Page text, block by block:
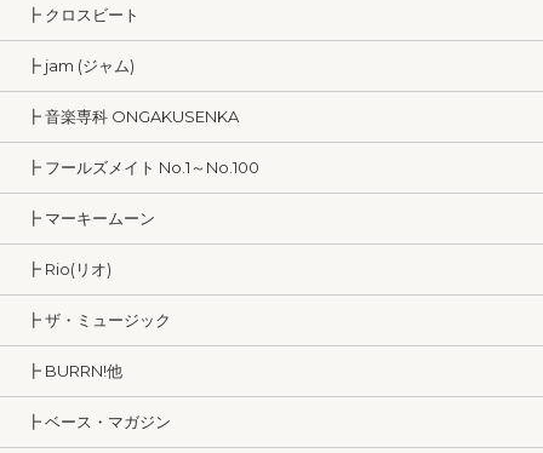
┣ クロスビート
┣ jam (ジャム)
┣ 音楽専科 ONGAKUSENKA
┣ フールズメイト No.1～No.100
┣ マーキームーン
┣ Rio(リオ)
┣ ザ・ミュージック
┣ BURRN!他
┣ ベース・マガジン